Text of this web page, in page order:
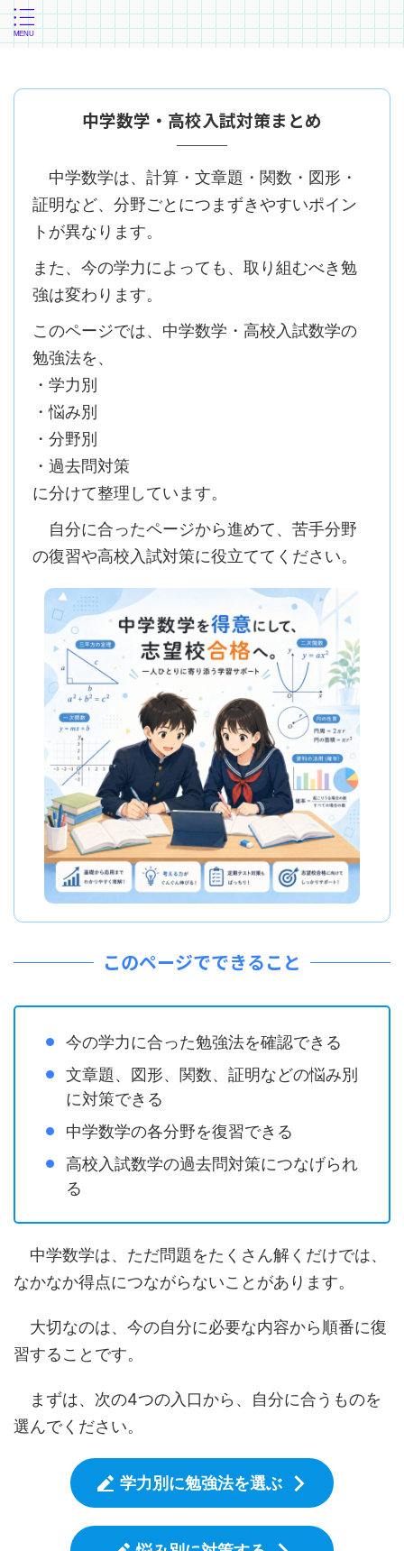
中学数学・高校入試対策まとめ
中学数学は、計算・文章題・関数・図形・
証明など、分野ごとにつまずきやすいポイン
トが異なります。
また、今の学力によっても、取り組むべき勉
強は変わります。
このページでは、中学数学・高校入試数学の
勉強法を、
・学力別
・悩み別
・分野別
・過去問対策
に分けて整理しています。
自分に合ったページから進めて、苦手分野
の復習や高校入試対策に役立ててください。
このページでできること
今の学力に合った勉強法を確認できる
文章題、図形、関数、証明などの悩み別
に対策できる
中学数学の各分野を復習できる
高校入試数学の過去問対策につなげられ
る
中学数学は、ただ問題をたくさん解くだけでは、
なかなか得点につながらないことがあります。
大切なのは、今の自分に必要な内容から順番に復
習することです。
まずは、次の4つの入口から、自分に合うものを
選んでください。
学力別に勉強法を選ぶ